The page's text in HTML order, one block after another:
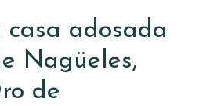
casa adosada
Nagüeles,
de